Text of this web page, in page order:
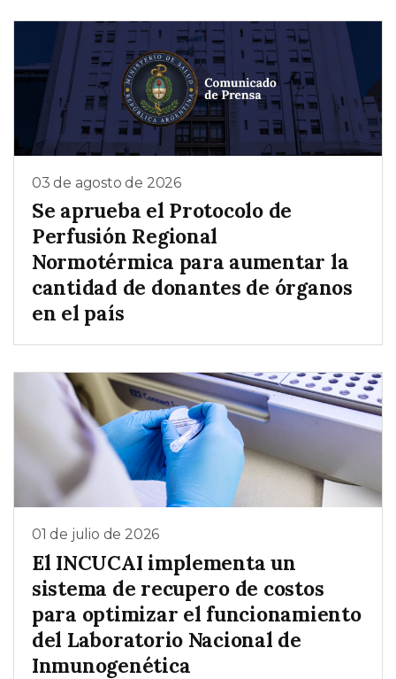
03 de agosto de 2026
Se aprueba el Protocolo de
Perfusión Regional
Normotérmica para aumentar la
cantidad de donantes de órganos
en el país
01 de julio de 2026
El INCUCAI implementa un
sistema de recupero de costos
para optimizar el funcionamiento
del Laboratorio Nacional de
Inmunogenética